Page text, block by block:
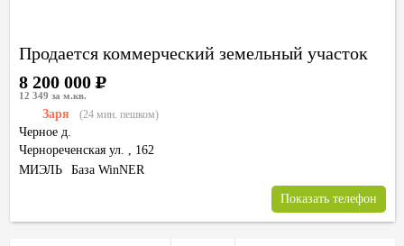
Продается коммерческий земельный участок
Заря (24 мин. пешком)
Черное д.
Чернореченская ул. , 162
8 200 000Р
12 349 за м.кв.
МИЭЛЬ База WinNER
Показать телефон